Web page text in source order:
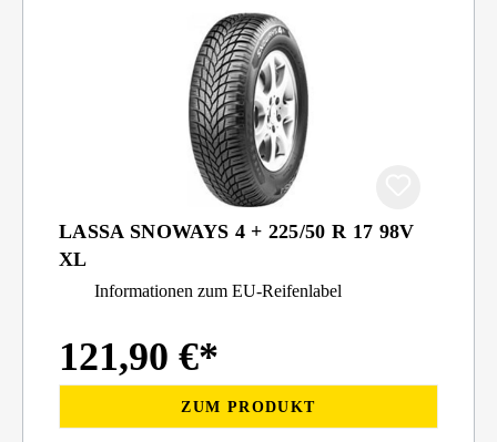
LASSA SNOWAYS 4 + 225/50 R 17 98V
XL
Informationen zum EU-Reifenlabel
121,90 €*
ZUM PRODUKT